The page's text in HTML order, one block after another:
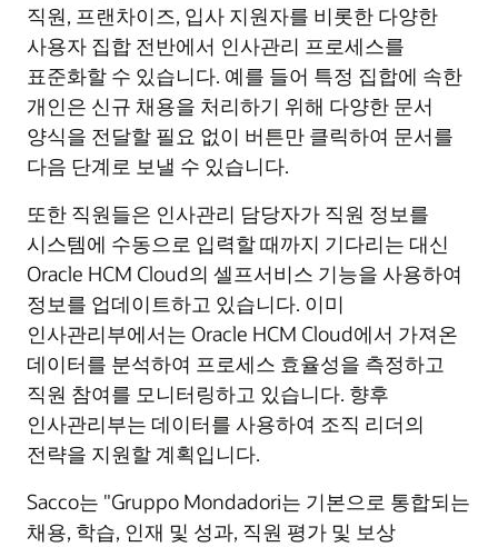
직원, 프랜차이즈, 입사 지원자를 비롯한 다양한
사용자 집합 전반에서 인사관리 프로세스를
표준화할 수 있습니다. 예를 들어 특정 집합에 속한
개인은 신규 채용을 처리하기 위해 다양한 문서
양식을 전달할 필요 없이 버튼만 클릭하여 문서를
다음 단계로 보낼 수 있습니다.
또한 직원들은 인사관리 담당자가 직원 정보를
시스템에 수동으로 입력할 때까지 기다리는 대신
Oracle HCM Cloud의 셀프서비스 기능을 사용하여
정보를 업데이트하고 있습니다. 이미
인사관리부에서는 Oracle HCM Cloud에서 가져온
데이터를 분석하여 프로세스 효율성을 측정하고
직원 참여를 모니터링하고 있습니다. 향후
인사관리부는 데이터를 사용하여 조직 리더의
전략을 지원할 계획입니다.
Sacco는 "Gruppo Mondadori는 기본으로 통합되는
채용, 학습, 인재 및 성과, 직원 평가 및 보상